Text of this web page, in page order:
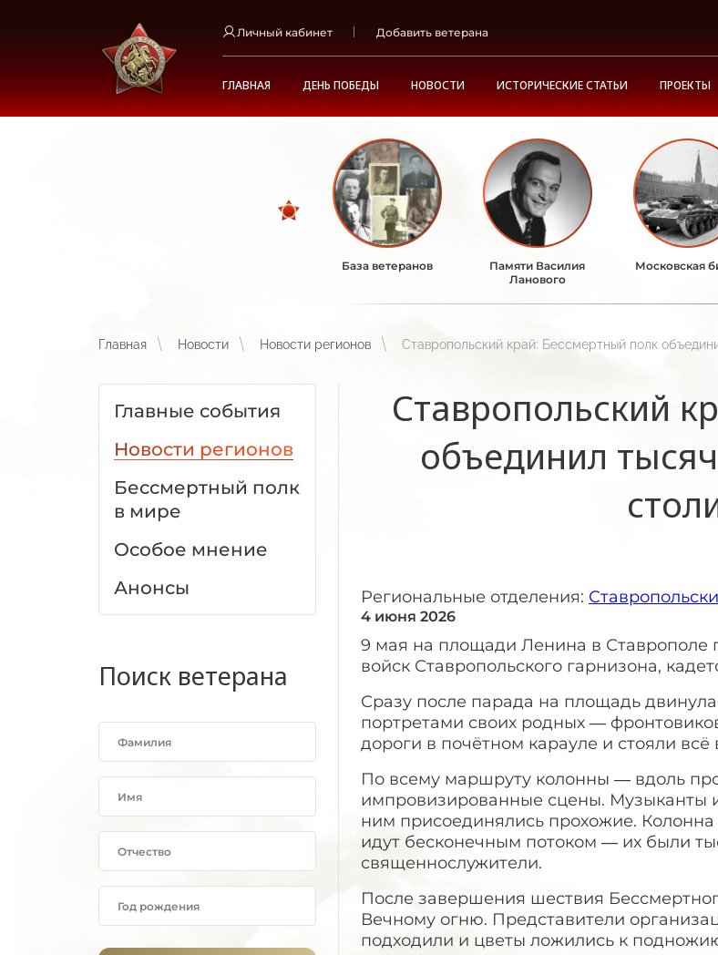
Личный кабинет Добавить ветерана
ГЛАВНАЯ ДЕНЬ ПОБЕДЫ НОВОСТИ ИСТОРИЧЕСКИЕ СТАТЬИ ПРОЕКТЫ
База ветеранов
Памяти Василия
Ланового
Московская
Главная Новости Новости регионов Ставропольский край: Бессмертный полк
Главные события
Новости регионов
Бессмертный полк
в мире
Особое мнение
Анонсы
Поиск ветерана
Ставропольский
объединил
Региональные отделения:
4 июня 2026
9 мая на площади Ленина в
войск Ставропольского гарнизона,
Сразу после парада на площадь
портретами своих родных —
дороги в почётном карауле и стояли
По всему маршруту колонны — вдоль
импровизированные сцены. Музыканты
ним присоединялись прохожие.
идут бесконечным потоком — их были
священнослужители.
После завершения шествия
Вечному огню. Представители
подходили и цветы ложились к